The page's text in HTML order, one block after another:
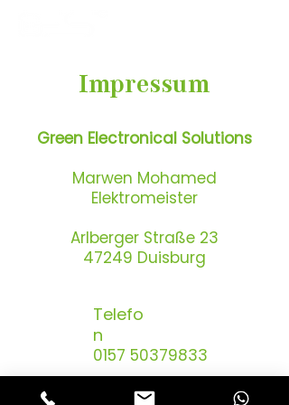
Impressum
Green Electronical Solutions
Marwen Mohamed
Elektromeister
Arlberger Straße 23
47249 Duisburg
Telefo
n
0157 50379833